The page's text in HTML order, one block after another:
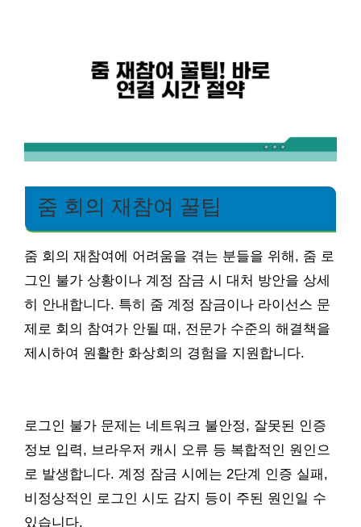
줌 회의 재참여 꿀팁
줌 회의 재참여에 어려움을 겪는 분들을 위해, 줌 로
그인 불가 상황이나 계정 잠금 시 대처 방안을 상세
히 안내합니다. 특히 줌 계정 잠금이나 라이선스 문
제로 회의 참여가 안될 때, 전문가 수준의 해결책을
제시하여 원활한 화상회의 경험을 지원합니다.
로그인 불가 문제는 네트워크 불안정, 잘못된 인증
정보 입력, 브라우저 캐시 오류 등 복합적인 원인으
로 발생합니다. 계정 잠금 시에는 2단계 인증 실패,
비정상적인 로그인 시도 감지 등이 주된 원인일 수
있습니다.